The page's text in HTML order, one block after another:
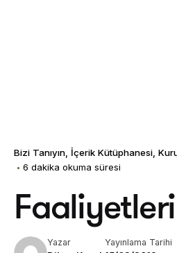
Bizi Tanıyın İçerik Kütüphanesi
6 dakika okuma süresi
Yazar Yayınlama Tarihi